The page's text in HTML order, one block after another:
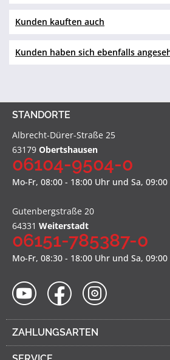
Kunden kauften auch
Kunden haben sich ebenfalls
STANDORTE
Albrecht-Dürer-Straße 25
63179 Obertshausen
06104-9504-0
Mo-Fr, 08:00 - 18:00 Uhr und Sa,
Gutenbergstraße 20
64331 Weiterstadt
06151-785387-0
Mo-Fr, 08:30 - 18:00 Uhr und Sa,
ZAHLUNGSARTEN